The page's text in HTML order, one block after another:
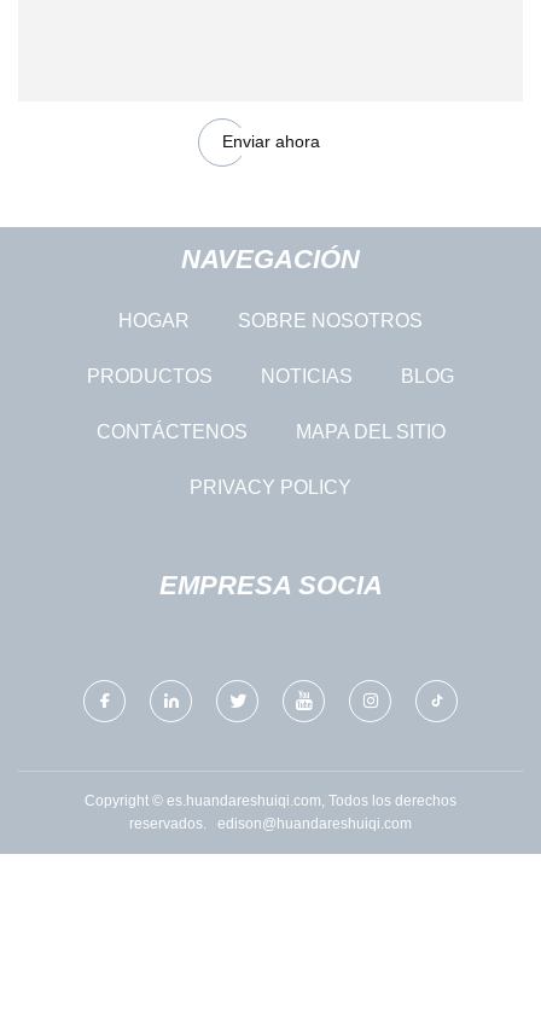
Enviar ahora
NAVEGACIÓN
HOGAR SOBRE NOSOTROS
PRODUCTOS NOTICIAS BLOG
CONTÁCTENOS MAPA DEL SITIO
PRIVACY POLICY
EMPRESA SOCIA
Copyright © es.huandareshuiqi.com, Todos los derechos
reservados. edison@huandareshuiqi.com